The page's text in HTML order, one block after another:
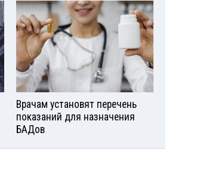
Врачам установят перечень
показаний для назначения
БАДов